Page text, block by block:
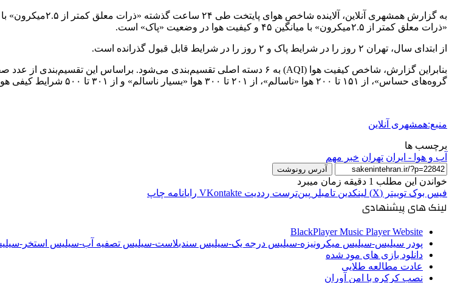
به گزارش همشهری آنلاین، آلاینده شاخص هوای پایتخت طی ۲۴ ساعت گذشته «ذرات معلق کمتر از ۲.۵میکرون» با
«ذرات معلق کمتر از ۲.۵میکرون» با میانگین ۴۵ و کیفیت هوا در وضعیت «پاک» است.
از ابتدای سال، تهران ۲ روز را در شرایط پاک و ۲ روز را در شرایط قابل قبول گذرانده است.
گروه‌های حساس»، از ۱۵۱ تا ۲۰۰ هوا «ناسالم»، از ۲۰۱ تا ۳۰۰ هوا «بسیار ناسالم» و از ۳۰۱ تا ۵۰۰ شرایط کیفی هوا «خطرناک» است.
منبع:همشهری آنلاین
برچسب ها
آب و هوا - ایران تهران خبر مهم
آدرس رونوشت
خواندن این مطلب 1 دقیقه زمان میبرد
فیس بوک توییتر (X) لینکدین ‫تامبلر ‫پین‌ترست ‫رددیت ‫VKontakte رایانامه چاپ
لینک های پیشنهادی
BlackPlayer Music Player Website
پودر سیلیس-سیلیس میکرونیزه-سیلیس درجه یک-سیلیس سندبلاست-سیلیس تصفیه آب-سیلیس استخر-
دانلود بازی های مود شده
عادت مطالعه طلایی
نصب کرکره با امن آوران